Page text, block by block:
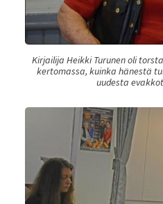
Kirjailija Heikki Turunen oli
kertomassa, kuinka hänestä
uudesta